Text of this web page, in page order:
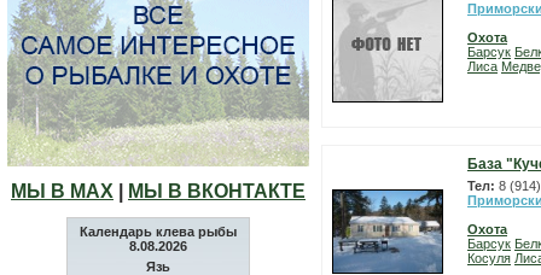
МЫ В МАХ МЫ В ВКОНТАКТЕ
Календарь клева рыбы
8.08.2026
Язь
Охота
Барсук
Лиса
База
Тел: 8
Охота
Барсук
Косуля